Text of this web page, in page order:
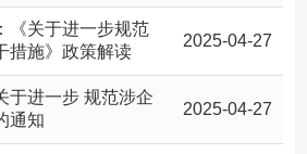
《关于进一步规范
措施》政策解读
2025-04-27
于进一步 规范涉企
通知
2025-04-27